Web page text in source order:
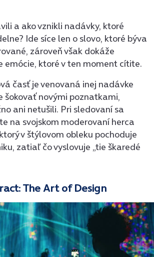
a ako vznikli nadávky, ktoré
Ide síce len o slovo, ktoré býva
zároveň však dokáže
emócie, ktoré v ten moment cítite.
časť je venovaná inej nadávke
šokovať novými poznatkami,
ani netušili. Pri sledovaní sa
na svojskom moderovaní herca
v štýlovom obleku pochoduje
zatiaľ čo vyslovuje „tie škaredé
The Art of Design